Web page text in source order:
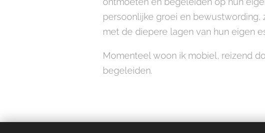
persoonlijke groei en bewustwording,
met de diepere lagen van hun eigen
Momenteel woon ik mobiel, reizend
begeleiden.